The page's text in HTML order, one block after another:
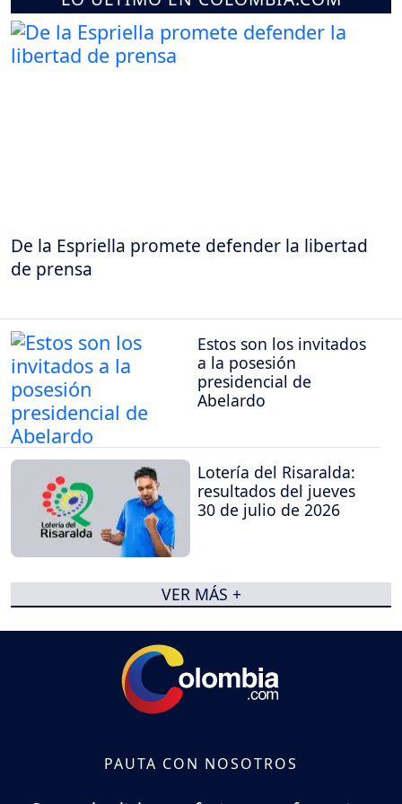
De la Espriella promete defender la libertad
de prensa
Estos son los invitados
a la posesión
presidencial de
Abelardo
Lotería del Risaralda:
resultados del jueves
30 de julio de 2026
VER MÁS +
PAUTA CON NOSOTROS